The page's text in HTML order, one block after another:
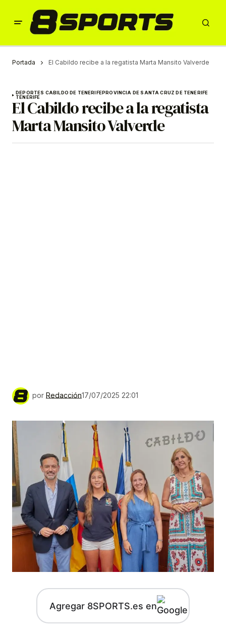
Portada El Cabildo recibe a la regatista Marta Mansito Valverde
DEPORTES CABILDO DE TENERIFEPROVINCIA DE SANTA CRUZ DE TENERIFE
TENERIFE
El Cabildo recibe a la regatista
Marta Mansito Valverde
por Redacción17/07/2025 22:01
Agregar 8SPORTS.es en